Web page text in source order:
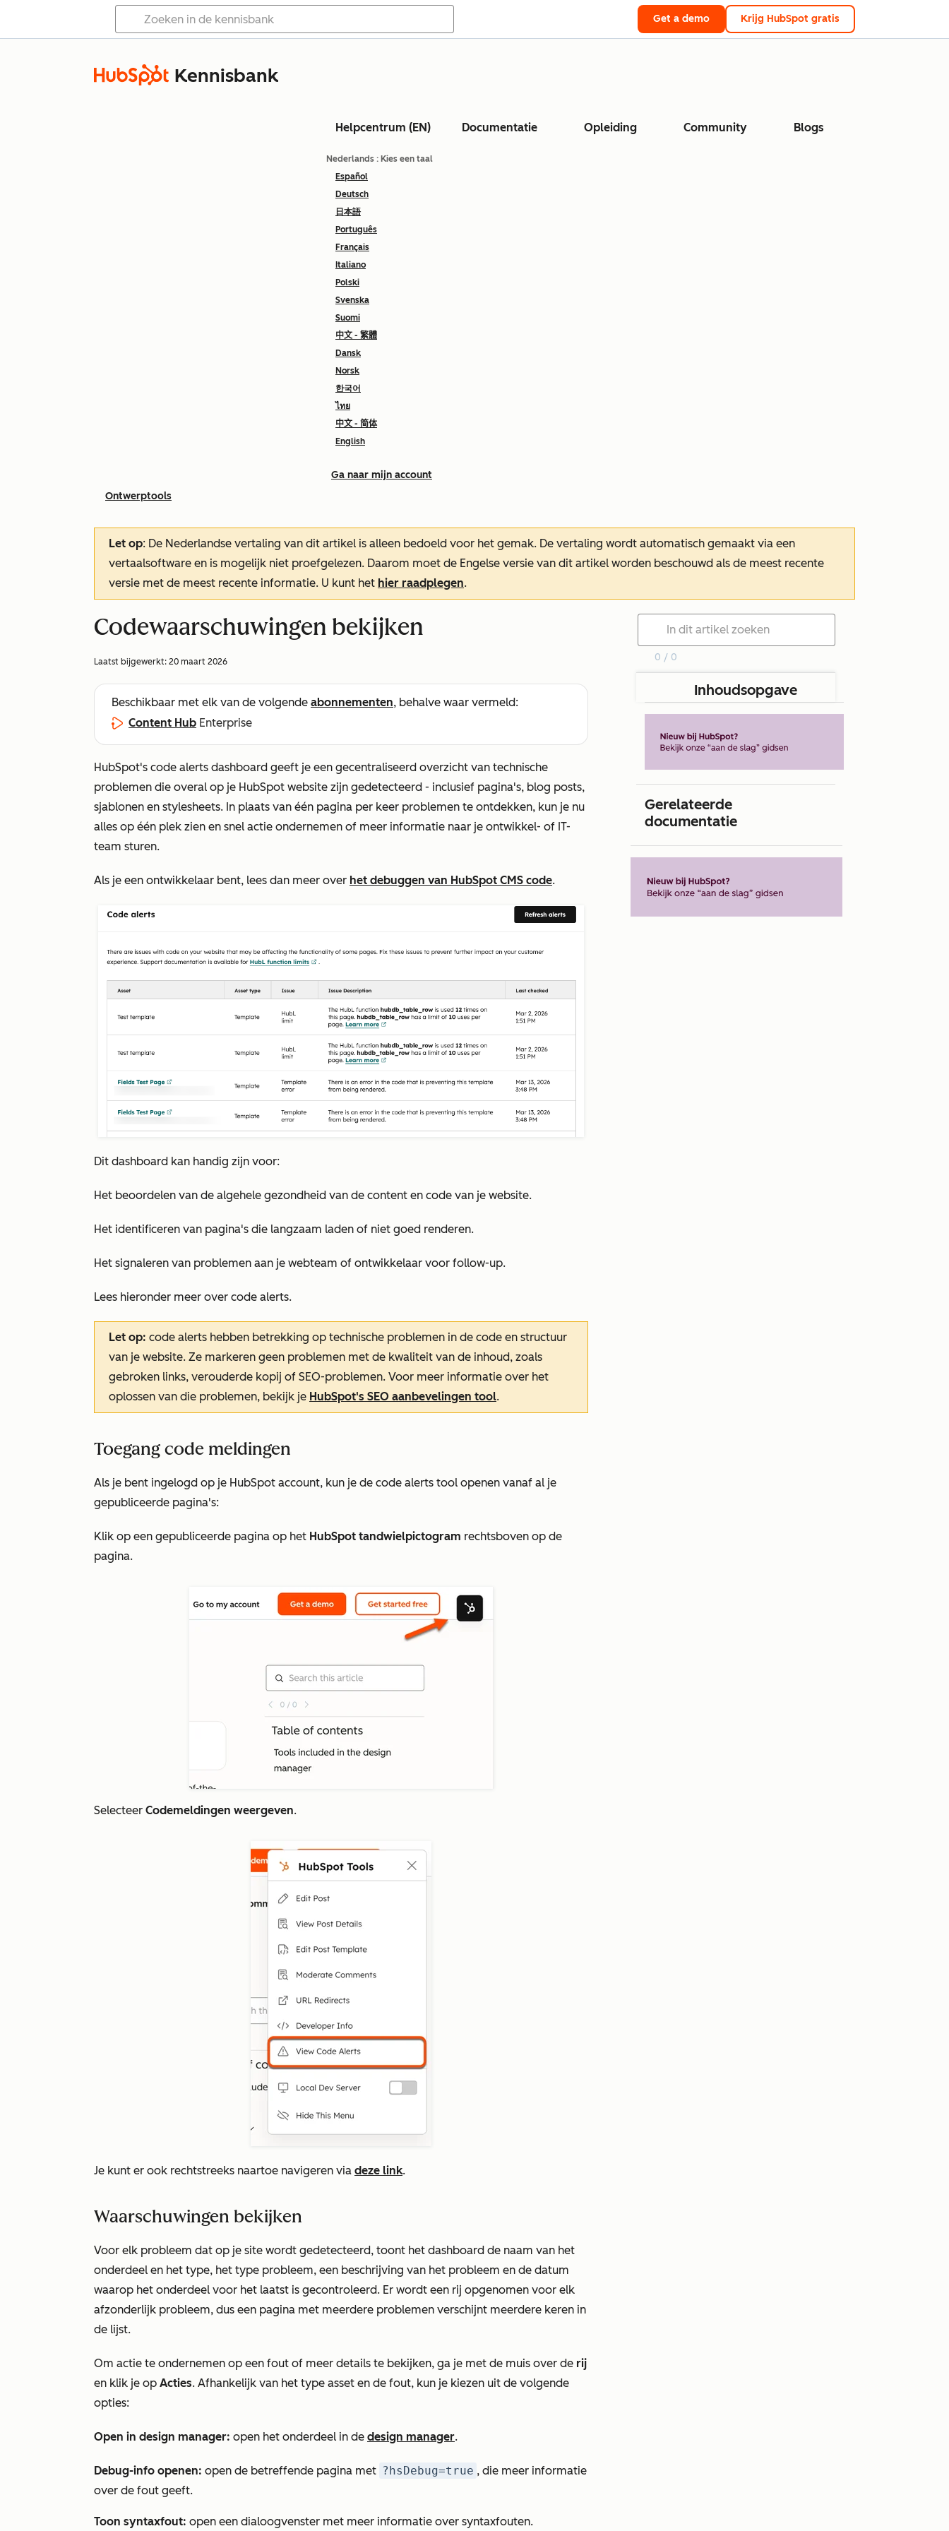
Get a demo Krijg HubSpot gratis
Kennisbank
Helpcentrum (EN) Documentatie Opleiding Community Blogs
Nederlands : Kies een taal
Español
Deutsch
日本語
Português
Français
Italiano
Polski
Svenska
Suomi
中文 - 繁體
Dansk
Norsk
한국어
ไทย
中文 - 简体
English
Ga naar mijn account
Ontwerptools
Let op: De Nederlandse vertaling van dit artikel is alleen bedoeld voor het gemak. De vertaling wordt automatisch gemaakt via een
vertaalsoftware en is mogelijk niet proefgelezen. Daarom moet de Engelse versie van dit artikel worden beschouwd als de meest recente
versie met de meest recente informatie. U kunt het hier raadplegen.
Codewaarschuwingen bekijken
Laatst bijgewerkt: 20 maart 2026
Beschikbaar met elk van de volgende abonnementen, behalve waar vermeld:
Content Hub Enterprise
HubSpot's code alerts dashboard geeft je een gecentraliseerd overzicht van technische
problemen die overal op je HubSpot website zijn gedetecteerd - inclusief pagina's, blog posts,
sjablonen en stylesheets. In plaats van één pagina per keer problemen te ontdekken, kun je nu
alles op één plek zien en snel actie ondernemen of meer informatie naar je ontwikkel- of IT-
team sturen.
Als je een ontwikkelaar bent, lees dan meer over het debuggen van HubSpot CMS code.
Dit dashboard kan handig zijn voor:
Het beoordelen van de algehele gezondheid van de content en code van je website.
Het identificeren van pagina's die langzaam laden of niet goed renderen.
Het signaleren van problemen aan je webteam of ontwikkelaar voor follow-up.
Lees hieronder meer over code alerts.
Let op: code alerts hebben betrekking op technische problemen in de code en structuur
van je website. Ze markeren geen problemen met de kwaliteit van de inhoud, zoals
gebroken links, verouderde kopij of SEO-problemen. Voor meer informatie over het
oplossen van die problemen, bekijk je HubSpot's SEO aanbevelingen tool.
Toegang code meldingen
Als je bent ingelogd op je HubSpot account, kun je de code alerts tool openen vanaf al je
gepubliceerde pagina's:
Klik op een gepubliceerde pagina op het HubSpot tandwielpictogram rechtsboven op de
pagina.
Selecteer Codemeldingen weergeven.
Je kunt er ook rechtstreeks naartoe navigeren via deze link.
Waarschuwingen bekijken
Voor elk probleem dat op je site wordt gedetecteerd, toont het dashboard de naam van het
onderdeel en het type, het type probleem, een beschrijving van het probleem en de datum
waarop het onderdeel voor het laatst is gecontroleerd. Er wordt een rij opgenomen voor elk
afzonderlijk probleem, dus een pagina met meerdere problemen verschijnt meerdere keren in
de lijst.
Om actie te ondernemen op een fout of meer details te bekijken, ga je met de muis over de rij
en klik je op Acties. Afhankelijk van het type asset en de fout, kun je kiezen uit de volgende
opties:
Open in design manager: open het onderdeel in de design manager.
Debug-info openen: open de betreffende pagina met ?hsDebug=true , die meer informatie
over de fout geeft.
Toon syntaxfout: open een dialoogvenster met meer informatie over syntaxfouten.
0 / 0
Inhoudsopgave
Gerelateerde
documentatie